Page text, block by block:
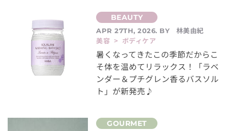
APR 27TH, 2026. BY
林美由紀
美容 > ボディケア
暑くなってきたこの季節だからこ
そ体を温めてリラックス！「ラベ
ンダー＆プチグレン香るバスソル
ト」が新発売♪